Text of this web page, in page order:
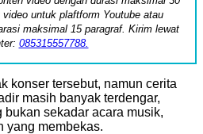
untuk plaftform Youtube atau
maksimal 15 paragraf. Kirim lewat
085315557788.
konser tersebut, namun cerita
masih banyak terdengar,
sekadar acara musik,
yang membekas.